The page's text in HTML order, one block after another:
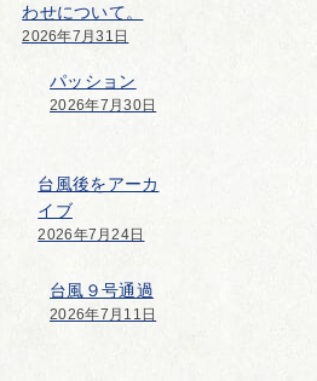
わせについて。
2026年7月31日
パッション
2026年7月30日
台風後をアーカ
イブ
2026年7月24日
台風９号通過
2026年7月11日